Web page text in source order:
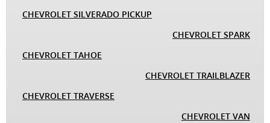
CHEVROLET SILVERADO PICKUP
CHEVROLET SPARK
CHEVROLET TAHOE
CHEVROLET TRAILBLAZER
CHEVROLET TRAVERSE
CHEVROLET VAN